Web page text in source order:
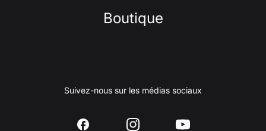
Boutique
Suivez-nous sur les médias sociaux